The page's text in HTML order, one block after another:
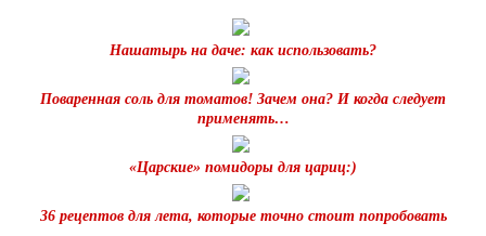
Нашатырь на даче: как использовать?
Поваренная соль для томатов! Зачем она? И когда следует
применять…
«Царские» помидоры для цариц:)
36 рецептов для лета, которые точно стоит попробовать